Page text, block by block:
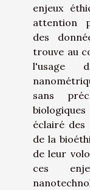
enjeux
attention
des
trouve au
l'usage
sans
éclairé
de la
de leur
ces